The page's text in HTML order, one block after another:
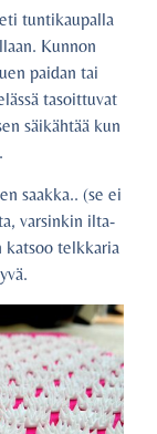
tuntikaupalla
Kunnon
paidan tai
tasoittuvat
säikähtää kun
saakka.. (se ei
varsinkin ilta-
katsoo telkkaria